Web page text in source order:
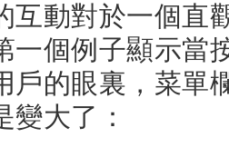
互動對於一個直
一個例子顯示當
戶的眼裏，菜單
變大了：